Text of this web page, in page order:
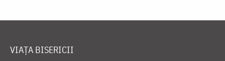
VIAȚA BISERICII